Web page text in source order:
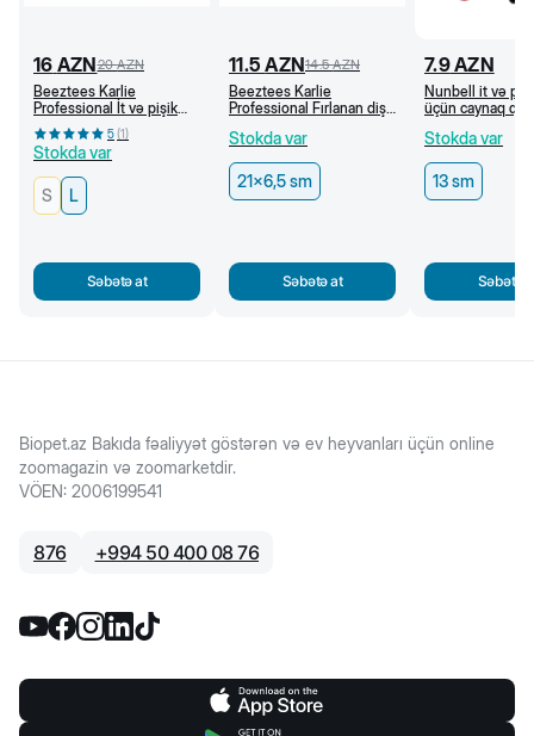
16 AZN20 AZN
Beeztees Karlie
Professional İt və pişik
üçün caynaq qayçısı (L)
5(1)
Stokda var
S L
Səbətə at
11.5 AZN14.5 AZN
Beeztees Karlie
Professional Fırlanan dişli
Stokda var
21x6,5 sm
Səbətə at
7.9AZN
Nunbell it və
üçün caynaq
Stokda var
13 sm
Səbətə
Biopet.az Bakıda fəaliyyət göstərən və ev heyvanları üçün online
zoomagazin və zoomarketdir.
VÖEN: 2006199541
876 +994 50 400 08 76